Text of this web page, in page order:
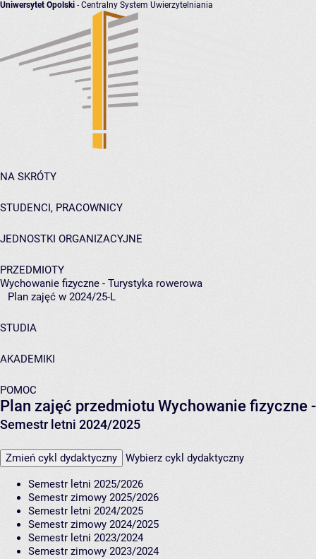
Uniwersytet Opolski - Centralny System Uwierzytelniania
NA SKRÓTY
STUDENCI, PRACOWNICY
JEDNOSTKI ORGANIZACYJNE
PRZEDMIOTY
Wychowanie fizyczne - Turystyka rowerowa
Plan zajęć w 2024/25-L
STUDIA
AKADEMIKI
POMOC
Plan zajęć przedmiotu Wychowanie fizyczne
Semestr letni 2024/2025
Zmień cykl dydaktyczny Wybierz cykl dydaktyczny
Semestr letni 2025/2026
Semestr zimowy 2025/2026
Semestr letni 2024/2025
Semestr zimowy 2024/2025
Semestr letni 2023/2024
Semestr zimowy 2023/2024